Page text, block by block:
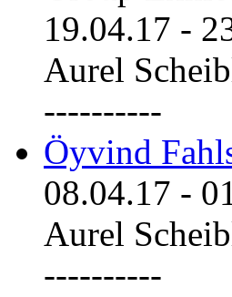
19.04.17 -
Aurel
----------
Öyvind
08.04.17 -
Aurel
----------